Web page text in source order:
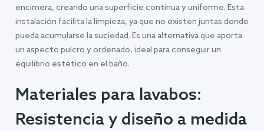
encimera, creando una superficie continua y uniforme. Esta
instalación facilita la limpieza, ya que no existen juntas donde
pueda acumularse la suciedad. Es una alternativa que aporta
un aspecto pulcro y ordenado, ideal para conseguir un
equilibrio estético en el baño.
Materiales para lavabos:
Resistencia y diseño a medida